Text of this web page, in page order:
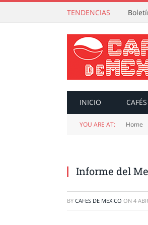
TENDENCIAS
INICIO
YOU ARE AT: Home
Informe del
BY CAFES DE MEXICO ON 4